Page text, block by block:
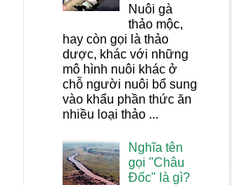
Nuôi gà
thảo mộc,
hay còn gọi là thảo
dược, khác với những
mô hình nuôi khác ở
chỗ người nuôi bổ sung
vào khẩu phần thức ăn
nhiều loại thảo ...
Nghĩa tên
gọi "Châu
Đốc" là gì?